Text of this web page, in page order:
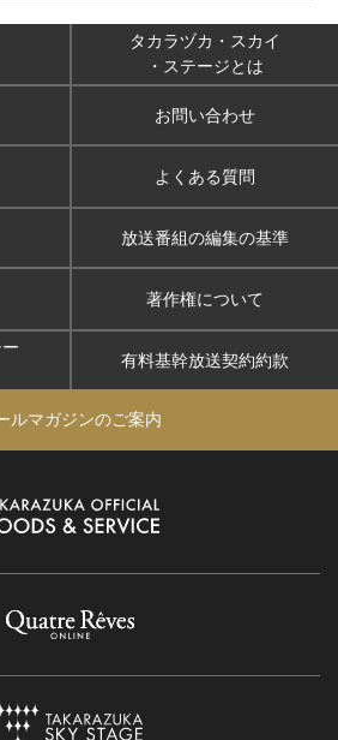
タカラヅカ・スカイ
・ステージとは
お問い合わせ
よくある質問
放送番組の編集の基準
著作権について
有料基幹放送契約約款
ルマガジンのご案内